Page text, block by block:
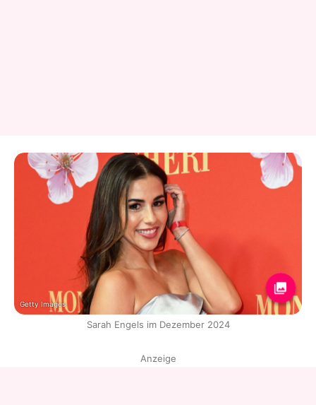
Getty Images
Sarah Engels im Dezember 2024
Anzeige